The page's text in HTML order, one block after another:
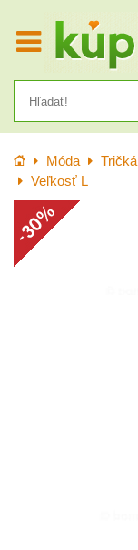
Úvod Móda Tričká
Veľkosť L